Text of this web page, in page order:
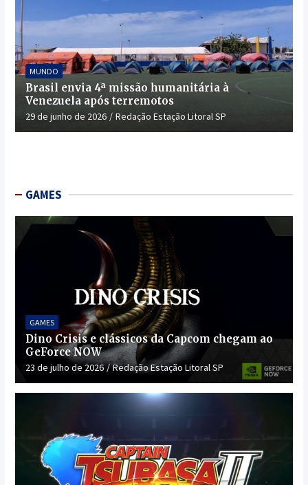
MUNDO
Brasil envia 4ª missão humanitária à
Venezuela após terremotos
29 de junho de 2026 Redação Estação Litoral SP
GAMES
GAMES
Dino Crisis e clássicos da Capcom chegam ao
GeForce NOW
23 de julho de 2026 Redação Estação Litoral SP